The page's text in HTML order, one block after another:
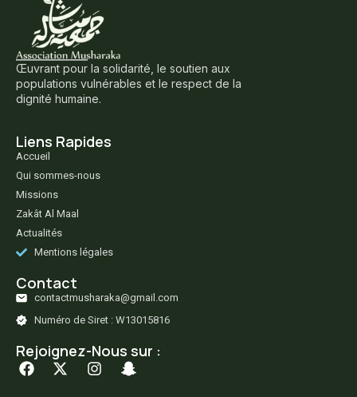
Œuvrant pour la solidarité, le soutien aux
populations vulnérables et le respect de la
dignité humaine.
Liens Rapides
Accueil
Qui sommes-nous
Missions
Zakât Al Maal
Actualités
Mentions légales
Contact
contactmusharaka@gmail.com
Numéro de Siret : W13015816
Rejoignez-Nous sur :